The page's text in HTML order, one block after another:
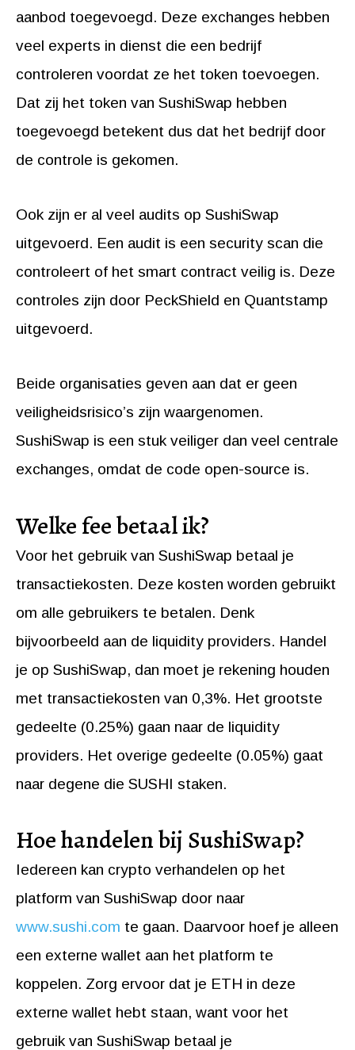
aanbod toegevoegd. Deze exchanges hebben
veel experts in dienst die een bedrijf
controleren voordat ze het token toevoegen.
Dat zij het token van SushiSwap hebben
toegevoegd betekent dus dat het bedrijf door
de controle is gekomen.
Ook zijn er al veel audits op SushiSwap
uitgevoerd. Een audit is een security scan die
controleert of het smart contract veilig is. Deze
controles zijn door PeckShield en Quantstamp
uitgevoerd.
Beide organisaties geven aan dat er geen
veiligheidsrisico’s zijn waargenomen.
SushiSwap is een stuk veiliger dan veel centrale
exchanges, omdat de code open-source is.
Welke fee betaal ik?
Voor het gebruik van SushiSwap betaal je
transactiekosten. Deze kosten worden gebruikt
om alle gebruikers te betalen. Denk
bijvoorbeeld aan de liquidity providers. Handel
je op SushiSwap, dan moet je rekening houden
met transactiekosten van 0,3%. Het grootste
gedeelte (0.25%) gaan naar de liquidity
providers. Het overige gedeelte (0.05%) gaat
naar degene die SUSHI staken.
Hoe handelen bij SushiSwap?
Iedereen kan crypto verhandelen op het
platform van SushiSwap door naar
www.sushi.com te gaan. Daarvoor hoef je alleen
een externe wallet aan het platform te
koppelen. Zorg ervoor dat je ETH in deze
externe wallet hebt staan, want voor het
gebruik van SushiSwap betaal je